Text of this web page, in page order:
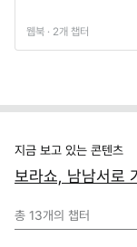
웹북 · 2개 챕터
지금 보고 있는 콘텐츠
보라쇼, 남남서로
총 13개의 챕터